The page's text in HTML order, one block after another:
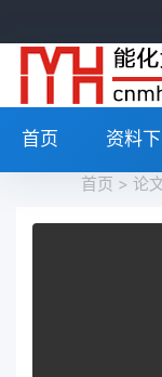
首页 资料
首页 > 论